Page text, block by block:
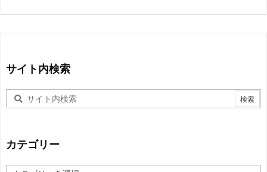
サイト内検索
カテゴリー